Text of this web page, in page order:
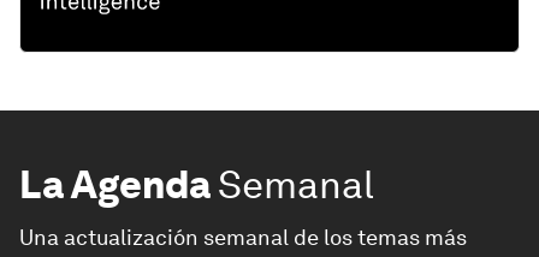
La AgendaSemanal
Una actualización semanal de los temas más